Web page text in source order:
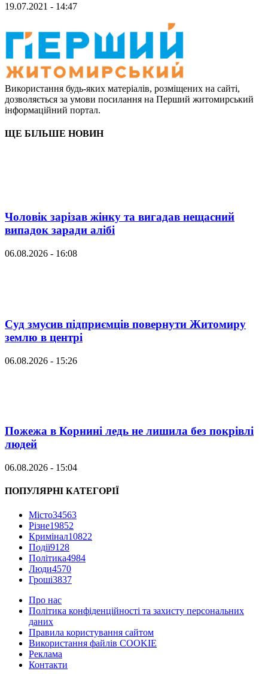
19.07.2021 - 14:47
Використання будь-яких матеріалів, розміщених на сайті,
дозволяється за умови посилання на Перший житомирський
інформаційний портал.
ЩЕ БІЛЬШЕ НОВИН
Чоловік зарізав жінку та вигадав нещасний
випадок заради алібі
06.08.2026 - 16:08
Суд змусив підприємців повернути Житомиру
землю в центрі
06.08.2026 - 15:26
Пожежа в Корнині ледь не лишила без покрівлі
людей
06.08.2026 - 15:04
ПОПУЛЯРНІ КАТЕГОРІЇ
Місто34563
Різне19852
Кримінал10822
Події9128
Політика4984
Люди4570
Гроші3837
Про нас
Політика конфіденційності та захисту персональних
даних
Правила користування сайтом
Використання файлів COOKIE
Реклама
Контакти